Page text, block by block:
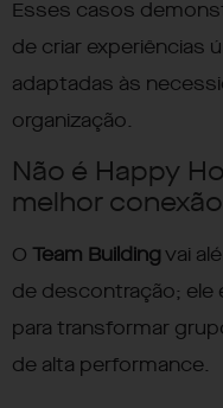
Esses casos
de criar experiências
adaptadas às
organização.
Não é Happy
melhor
O Team Building vai
de descontração; ele
para transformar
de alta performance.